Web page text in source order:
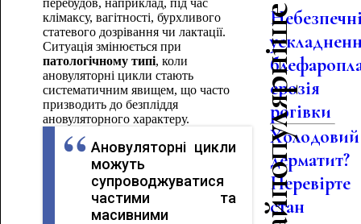
перебудов, наприклад, під час
клімаксу, вагітності, бурхливого
статевого дозрівання чи лактації.
Ситуація змінюється при
патологічному типі, коли
ановуляторні цикли стають
систематичним явищем, що часто
призводить до безпліддя
ановуляторного характеру.
Ановуляторні цикли
можуть
супроводжуватися
частими та
масивними
Найпопулярніше
ерозія
рогівки
Холодовий
дерматит?
Перевірте
стан